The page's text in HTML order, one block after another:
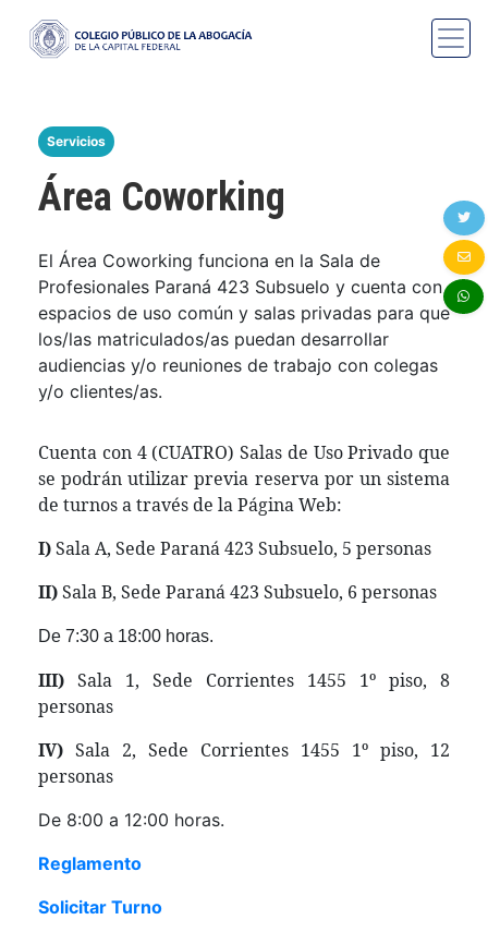
Servicios
Área Coworking
El Área Coworking funciona en la Sala de
Profesionales Paraná 423 Subsuelo y cuenta con
espacios de uso común y salas privadas para que
los/las matriculados/as puedan desarrollar
audiencias y/o reuniones de trabajo con colegas
y/o clientes/as.
Cuenta con 4 (CUATRO) Salas de Uso Privado que
se podrán utilizar previa reserva por un sistema
de turnos a través de la Página Web:
I)Sala A, Sede Paraná 423 Subsuelo, 5 personas
II)Sala B, Sede Paraná 423 Subsuelo, 6 personas
De 7:30 a 18:00 horas.
III) Sala 1, Sede Corrientes 1455 1º piso, 8
personas
IV) Sala 2, Sede Corrientes 1455 1º piso, 12
personas
De 8:00 a 12:00 horas.
Reglamento
Solicitar Turno